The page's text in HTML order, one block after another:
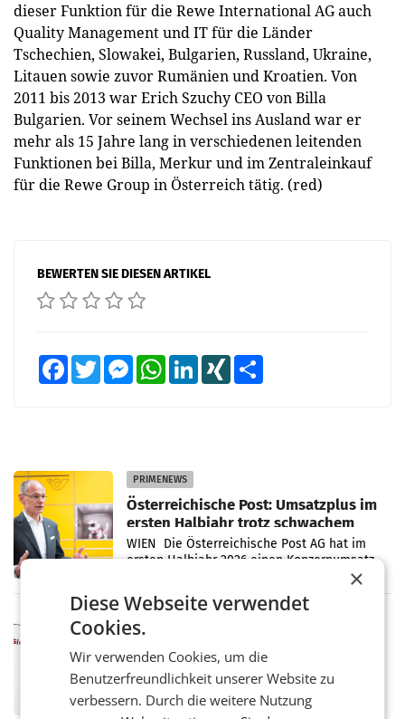
dieser Funktion für die Rewe International AG auch
Quality Management und IT für die Länder
Tschechien, Slowakei, Bulgarien, Russland, Ukraine,
Litauen sowie zuvor Rumänien und Kroatien. Von
2011 bis 2013 war Erich Szuchy CEO von Billa
Bulgarien. Vor seinem Wechsel ins Ausland war er
mehr als 15 Jahre lang in verschiedenen leitenden
Funktionen bei Billa, Merkur und im Zentraleinkauf
für die Rewe Group in Österreich tätig. (red)
BEWERTEN SIE DIESEN ARTIKEL
FacebookTwitter MessengerWhatsAppLinkedInXING
PRIMENEWS
Österreichische Post: Umsatzplus im
ersten Halbjahr trotz schwachem
Briefgeschäft
WIEN Die Österreichische Post AG hat im
ersten Halbjahr 2026 einen Konzernumsatz
von 1.544,0 Mio. EUR erwirtschaftet, was
einem Plus von 3,8 Prozent gegenüber dem
Vergleichszeitraum
überraschend viel Gewinn
UNTERFÖHRING/MAILAND/AMSTERDAM. Der
Frühjahr dank Kostensenkungen operativ
×
Diese Webseite verwendet
Cookies.
Wir verwenden Cookies, um die
Benutzerfreundlichkeit unserer Website zu
verbessern. Durch die weitere Nutzung